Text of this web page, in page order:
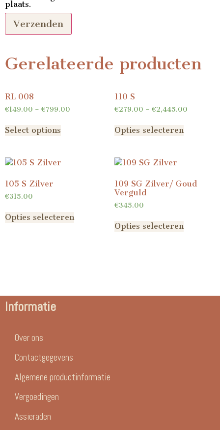
plaats.
Gerelateerde producten
RL 008
€149.00 – €799.00
Select options
110 S
€279.00 – €2,445.00
Opties selecteren
105 S Zilver
€315.00
Opties selecteren
109 SG Zilver/ Goud
Verguld
€345.00
Opties selecteren
Informatie
Over ons
Contactgegevens
Algemene productinformatie
Vergoedingen
Assieraden